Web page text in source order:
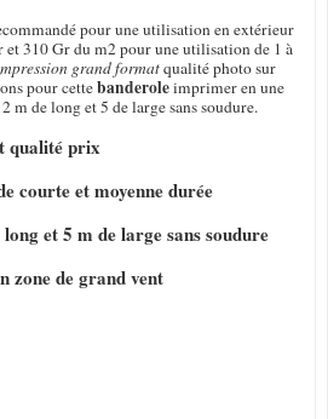
pour une utilisation en extérieur
et 310 Gr du m2 pour une utilisation de 1 à
grand formatqualité photo sur
pour cettebanderoleimprimer en une
m de long et 5 de large sans soudure.
qualité prix
courte et moyenne durée
et 5 m de large sans soudure
zone de grand vent